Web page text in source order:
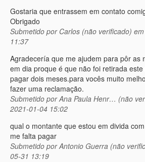
Gostaria que entrassem em contato
Obrigado
Submetido por Carlos (não verificado)
11:37
Agradecería que me ajudem para pôr as
em dia proque é que não foi retirada
pagar dois meses.para vocês muito
fazer uma reclamação.
Submetido porAna Paula Henr… (não
2021-01-04 15:02
qual o montante que estou em divida
me falta pagar
Submetido porAntonio Guerra (não
05-31 13:19